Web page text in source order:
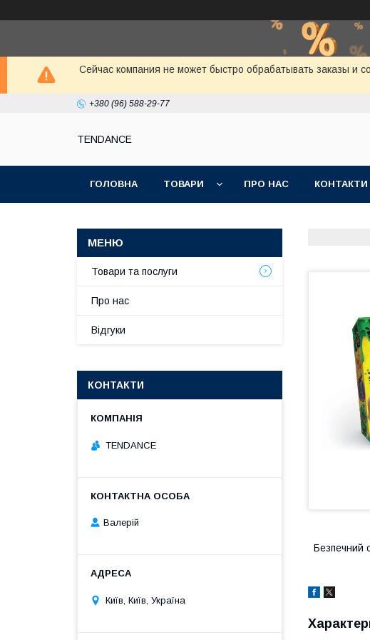
Сейчас компания не может быстро обрабатывать заказы и
+380 (96) 588-29-77
TENDANCE
ГОЛОВНА ТОВАРИ ПРО НАС КОНТАКТИ
Безпечний
Товари та послуги
Про нас
Відгуки
КОНТАКТИ
TENDANCE
Валерій
Київ, Київ, Україна